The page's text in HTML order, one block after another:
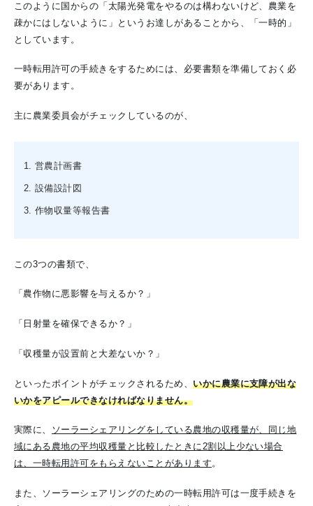
このように国からの「太陽光発電をやるのは構わないけど、農業を
疎かにはしないように」というお達しがあることから、「一時的」
としています。
一時転用許可の手続きをするためには、必要書類を準備しておく必
要があります。
主に農業委員会がチェックしているのが、
営農計画書
設備設計図
作物収量等報告書
この3つの書類で、
「農作物に悪影響を与えるか？」
「日射量を確保できるか？」
「収穫量が設置前と大差ないか？」
といったポイントがチェックされるため、いかに農業に支障が出な
いかをアピールできなければなりません。
実際に、
ソーラーシェアリングをしている農地の収穫量が、同じ地
域にある農地の平均収穫量と比較したときに2割以上少ない場合
は、一時転用許可をもらえないことがあります。
また、ソーラーシェアリングのための一時転用許可は一度手続きを